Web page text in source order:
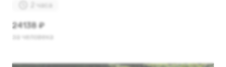
2 часа
24138 ₽
за человека